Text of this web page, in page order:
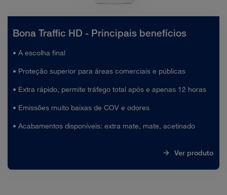
Bona Traffic HD - Principais benefícios
• A escolha final
• Proteção superior para áreas comerciais e públicas
• Extra rápido, permite tráfego total após e apenas 12 horas
• Emissões muito baixas de COV e odores
• Acabamentos disponíveis: extra mate, mate, acetinado
Ver produto